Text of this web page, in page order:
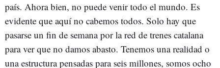
país. Ahora bien, no puede venir todo el mundo. Es
evidente que aquí no cabemos todos. Solo hay que
pasarse un fin de semana por la red de trenes catalana
para ver que no damos abasto. Tenemos una realidad o
una estructura pensadas para seis millones, somos ocho